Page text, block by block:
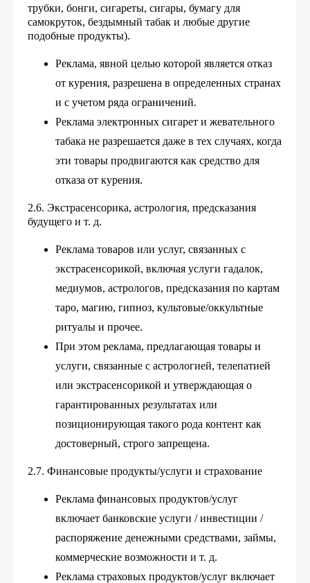
трубки, бонги, сигареты, сигары, бумагу для
самокруток, бездымный табак и любые другие
подобные продукты).
Реклама, явной целью которой является отказ
от курения, разрешена в определенных странах
и с учетом ряда ограничений.
Реклама электронных сигарет и жевательного
табака не разрешается даже в тех случаях, когда
эти товары продвигаются как средство для
отказа от курения.
2.6. Экстрасенсорика, астрология, предсказания
будущего и т. д.
Реклама товаров или услуг, связанных с
экстрасенсорикой, включая услуги гадалок,
медиумов, астрологов, предсказания по картам
таро, магию, гипноз, культовые/оккультные
ритуалы и прочее.
При этом реклама, предлагающая товары и
услуги, связанные с астрологией, телепатией
или экстрасенсорикой и утверждающая о
гарантированных результатах или
позиционирующая такого рода контент как
достоверный, строго запрещена.
2.7. Финансовые продукты/услуги и страхование
Реклама финансовых продуктов/услуг
включает банковские услуги / инвестиции /
распоряжение денежными средствами, займы,
коммерческие возможности и т. д.
Реклама страховых продуктов/услуг включает